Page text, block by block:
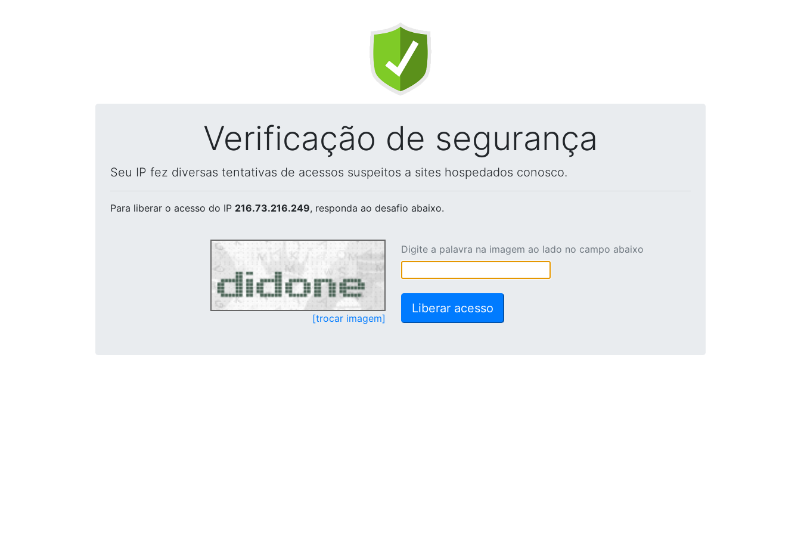
Verificação de segurança
Seu IP fez diversas tentativas de acessos suspeitos a sites hospedados conosco.
Para liberar o acesso do IP 216.73.216.249, responda ao desafio abaixo.
[trocar imagem]
Digite a palavra na imagem ao lado no campo abaixo